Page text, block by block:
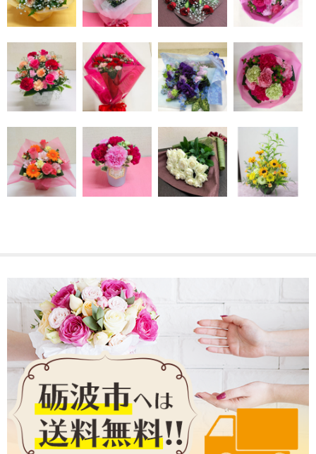
カーネーション
ヒマワリ[ひまわり]
チューリップ
予算
3,000～4,999円
5,000～9,999円
送料・支払い
ご注文ガイド
各種教室
お問い合わせ